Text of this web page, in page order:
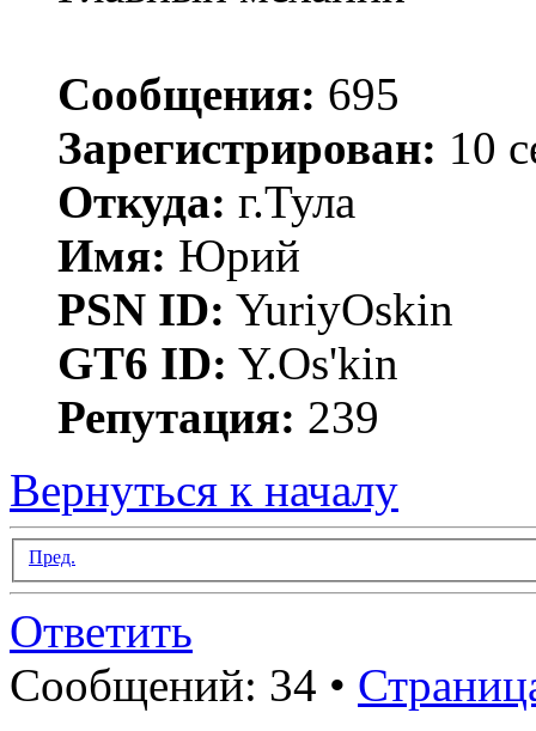
Сообщения: 695
Зарегистрирован: 10
Откуда: г.Тула
Имя: Юрий
PSN ID: YuriyOskin
GT6 ID: Y.Os'kin
Репутация: 239
Вернуться к началу
Пред.
Ответить
Сообщений: 34 •